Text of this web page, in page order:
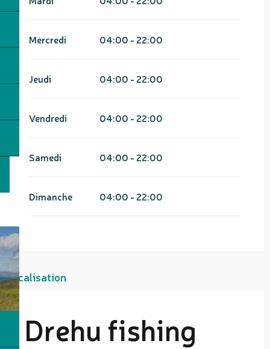
Mercredi 04:00 - 22:00
Jeudi 04:00 - 22:00
Vendredi 04:00 - 22:00
Samedi 04:00 - 22:00
Dimanche 04:00 - 22:00
Localisation
Drehu fishing